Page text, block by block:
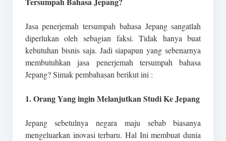
Jasa penerjemah tersumpah bahasa Jepang sangatlah
diperlukan oleh sebagian faksi. Tidak hanya buat
kebutuhan bisnis saja. Jadi siapapun yang sebenarnya
membutuhkan jasa penerjemah tersumpah bahasa
Jepang? Simak pembahasan berikut ini :
1. Orang Yang ingin Melanjutkan Studi Ke Jepang
Jepang sebetulnya negara maju sebab biasanya
mengeluarkan inovasi terbaru. Hal Ini membuat dunia